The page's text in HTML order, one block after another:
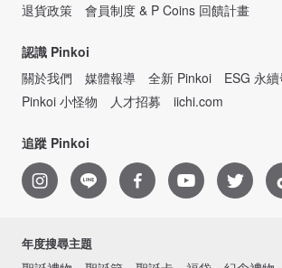
退貨政策
會員制度 & P Coins 回饋計畫
認識 Pinkoi
關於我們
媒體報導 全新 Pinkoi
ESG 永
Pinkoi 小怪物
人才招募 iichi.com
追蹤 Pinkoi
年度搜尋主題